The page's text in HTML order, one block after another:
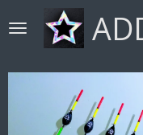
direct
de
hoofdinhoud